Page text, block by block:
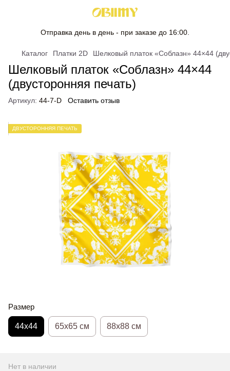
Отправка день в день - при заказе до 16:00.
Каталог Платки 2D Шелковый платок «Соблазн» 44×44
Шелковый платок «Соблазн» 44×44
(двусторонняя печать)
Артикул: 44-7-D Оставить отзыв
ДВУСТОРОННЯЯ ПЕЧАТЬ
Размер
44х44 65x65 см 88x88 см
Нет в наличии